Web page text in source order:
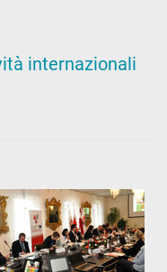
internazionali